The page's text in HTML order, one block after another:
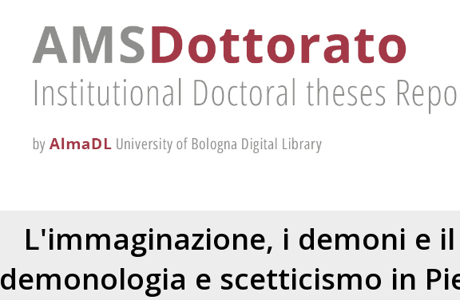
L'immaginazione, i demoni e
demonologia e scetticismo in